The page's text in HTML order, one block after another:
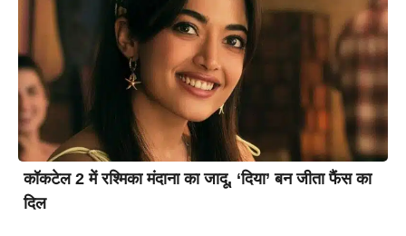
कॉकटेल 2 में रश्मिका मंदाना का जादू, ‘दिया’ बन जीता फैंस का
दिल